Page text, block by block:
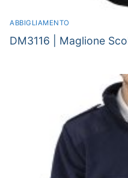
ABBIGLIAMENTO
DM3116 | Maglione